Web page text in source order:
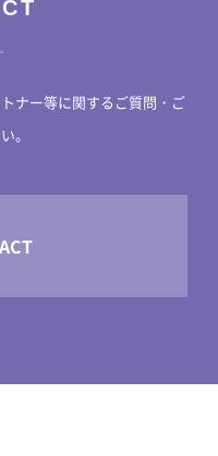
ナー等に関するご質問・ご
。